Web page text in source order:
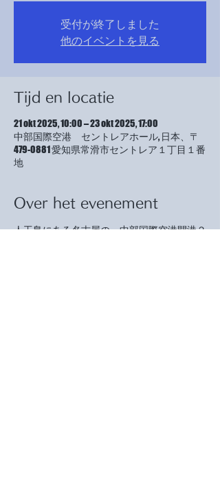
受付が終了しました
他のイベントを見る
Tijd en locatie
21 okt 2025, 10:00 – 23 okt 2025, 17:00
中部国際空港 セントレアホール, 日本、〒
479-0881 愛知県常滑市セントレア１丁目１番
地
Over het evenement
人工島にある名古屋の、中部国際空港開港２